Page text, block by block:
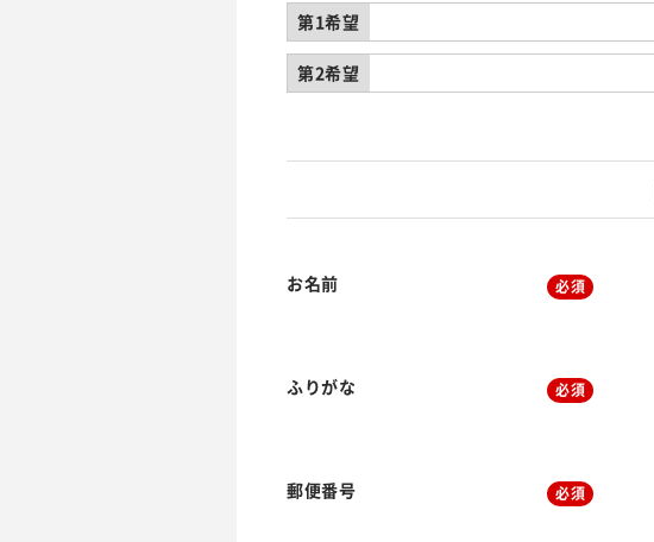
第1希望
第2希望
お名前 必須
ふりがな 必須
郵便番号 必須